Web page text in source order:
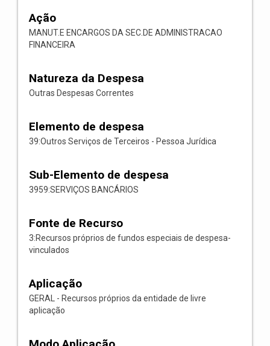
Ação
MANUT.E ENCARGOS DA SEC.DE ADMINISTRACAO
FINANCEIRA
Natureza da Despesa
Outras Despesas Correntes
Elemento de despesa
39:Outros Serviços de Terceiros - Pessoa Jurídica
Sub-Elemento de despesa
3959:SERVIÇOS BANCÁRIOS
Fonte de Recurso
3:Recursos próprios de fundos especiais de despesa-
vinculados
Aplicação
GERAL - Recursos próprios da entidade de livre
aplicação